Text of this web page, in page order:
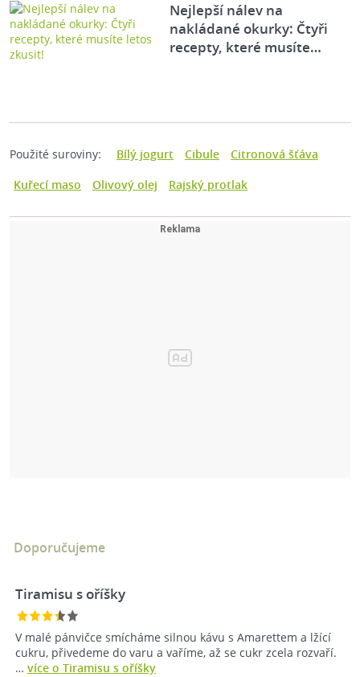
Nejlepší nálev na
nakládané okurky: Čtyři
recepty, které musíte…
Použité suroviny: Bílý jogurt Cibule
Citronová šťáva
Kuřecí maso
Olivový olej Rajský protlak
Doporučujeme
Tiramisu s oříšky
V malé pánvičce smícháme silnou kávu s Amarettem a lžící
cukru, přivedeme do varu a vaříme, až se cukr zcela rozvaří.
… více o Tiramisu s oříšky